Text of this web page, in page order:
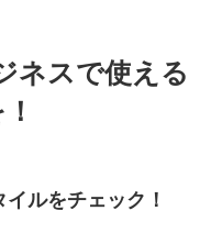
ネスで使える
ルをチェック！